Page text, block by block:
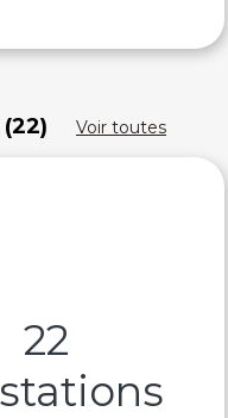
Voir toutes
22